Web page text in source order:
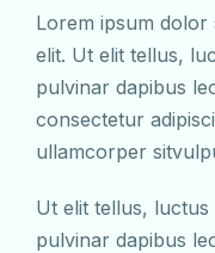
Lorem ipsum dolor
elit. Ut elit tellus,
pulvinar dapibus
consectetur
ullamcorper
Ut elit tellus,
pulvinar dapibus